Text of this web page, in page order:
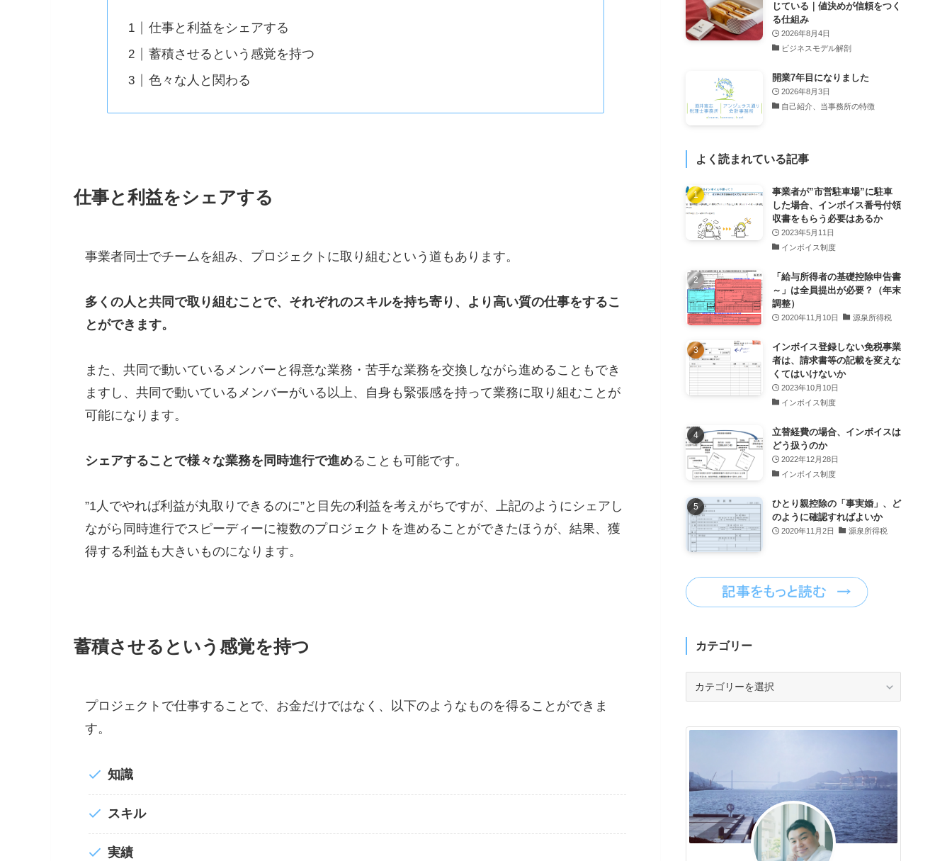
仕事と利益をシェアする
蓄積させるという感覚を持つ
色々な人と関わる
仕事と利益をシェアする
事業者同士でチームを組み、プロジェクトに取り組むという道もあります。
多くの人と共同で取り組むことで、それぞれのスキルを持ち寄り、より高い質の仕事をするこ
とができます。
また、共同で動いているメンバーと得意な業務・苦手な業務を交換しながら進めることもでき
ますし、共同で動いているメンバーがいる以上、自身も緊張感を持って業務に取り組むことが
可能になります。
シェアすることで様々な業務を同時進行で進めることも可能です。
”1人でやれば利益が丸取りできるのに”と目先の利益を考えがちですが、上記のようにシェアし
ながら同時進行でスピーディーに複数のプロジェクトを進めることができたほうが、結果、獲
得する利益も大きいものになります。
蓄積させるという感覚を持つ
プロジェクトで仕事することで、お金だけではなく、以下のようなものを得ることができま
す。
知識
スキル
実績
じている｜値決めが信頼をつく
る仕組み
2026年8月4日
ビジネスモデル解剖
開業7年目になりました
2026年8月3日
自己紹介、当事務所の特徴
よく読まれている記事
事業者が”市営駐車場”に駐車
した場合、インボイス番号付領
収書をもらう必要はあるか
2023年5月11日
インボイス制度
「給与所得者の基礎控除申告書
～」は全員提出が必要？（年末
調整）
2020年11月10日 源泉所得税
インボイス登録しない免税事業
者は、請求書等の記載を変えな
くてはいけないか
2023年10月10日
インボイス制度
立替経費の場合、インボイスは
どう扱うのか
2022年12月28日
インボイス制度
ひとり親控除の「事実婚」、ど
のように確認すればよいか
2020年11月2日 源泉所得税
カテゴリー
リ